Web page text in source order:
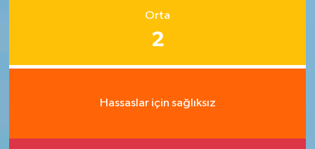
Orta
2
Hassaslar için sağlıksız